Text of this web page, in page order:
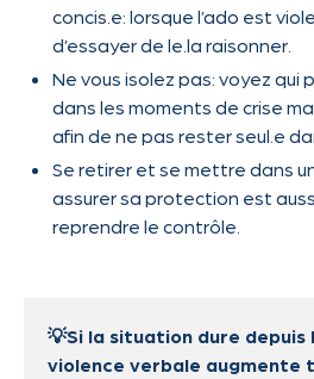
concis.e: lorsque l’ado est
d’essayer de le.la raisonner.
Ne vous isolez pas: voyez qui
dans les moments de crise
afin de ne pas rester seul.e
Se retirer et se mettre dans
assurer sa protection est
reprendre le contrôle.
💡Si la situation dure depuis
violence verbale augmente